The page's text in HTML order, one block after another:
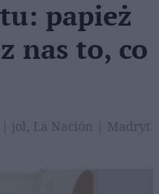
papież
nas to, co
| jol, La Nación | Madryt